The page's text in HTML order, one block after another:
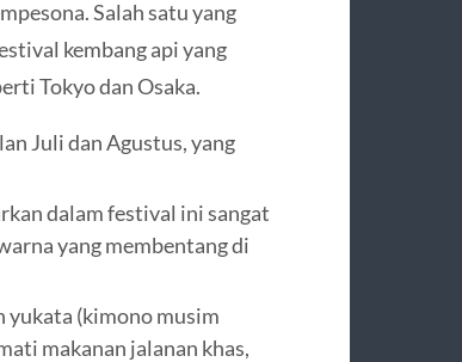
Salah satu yang
kembang api yang
Tokyo dan Osaka.
Juli dan Agustus, yang
dalam festival ini sangat
yang membentang di
yukata (kimono musim
makanan jalanan khas,